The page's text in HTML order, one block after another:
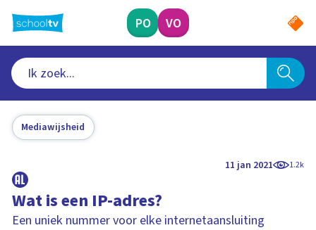
naar
hoofdinhoud
PO VO
Mediawijsheid
11 jan 2021 1.2k
Wat is een IP-adres?
Een uniek nummer voor elke internetaansluiting